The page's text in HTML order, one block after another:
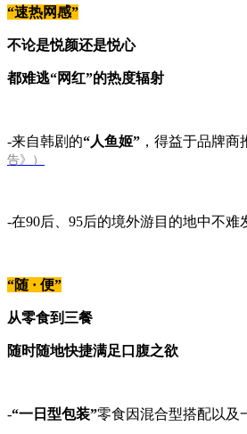
“速热网感”
不论是悦颜还是悦心
都难逃“网红”的热度辐射
-来自韩剧的“人鱼姬” ，得益于品牌
告》）
-在90后、95后的境外游目的地中不难
“随 · 便”
从零食到三餐
随时随地快捷满足口腹之欲
-“一日型包装”零食因混合型搭配以及